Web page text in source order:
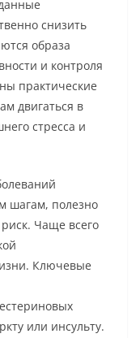
снизить
образа
и контроля
практические
двигаться в
стресса и
шагам, полезно
Чаще всего
Ключевые
или инсульту.